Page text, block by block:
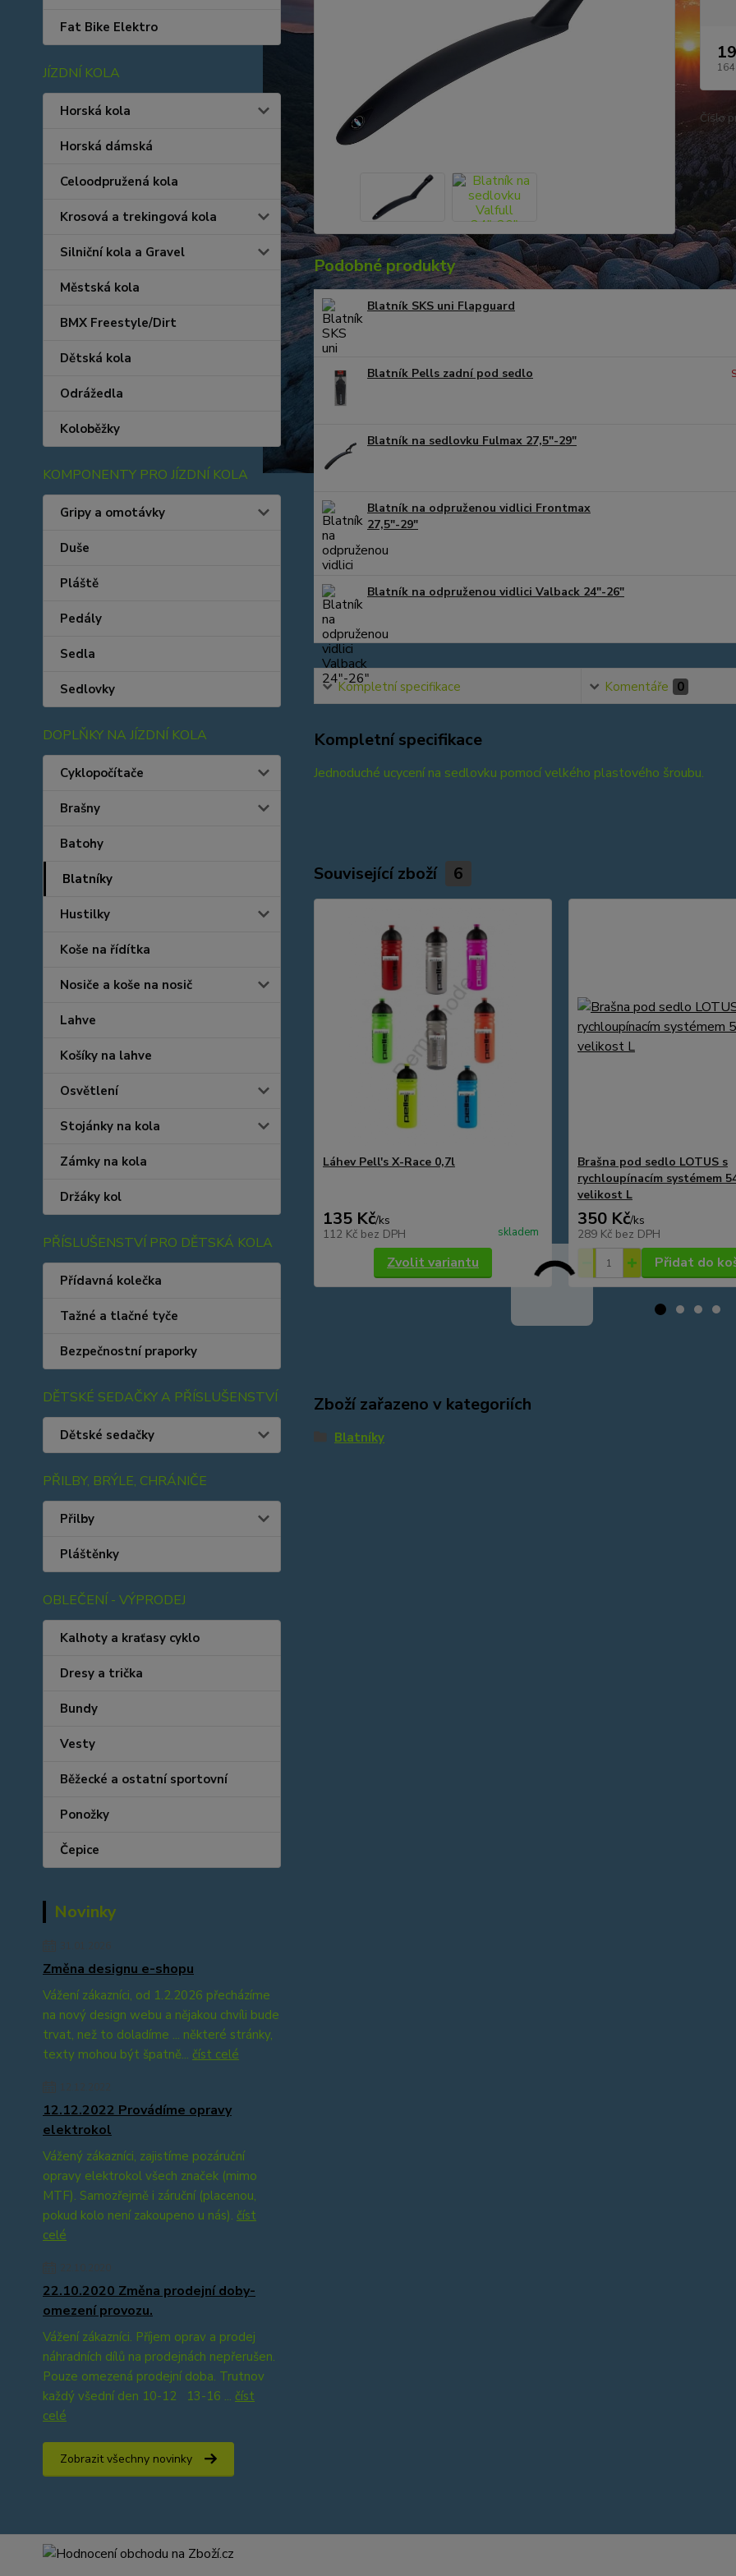
Fat Bike Elektro
JÍZDNÍ KOLA
Horská kola
Horská dámská
Celoodpružená kola
Krosová a trekingová kola
Silniční kola a Gravel
Městská kola
BMX Freestyle/Dirt
Dětská kola
Odrážedla
Koloběžky
KOMPONENTY PRO JÍZDNÍ KOLA
Gripy a omotávky
Duše
Pláště
Pedály
Sedla
Sedlovky
DOPLŇKY NA JÍZDNÍ KOLA
Cyklopočítače
Brašny
Batohy
Blatníky
Hustilky
Koše na řídítka
Nosiče a koše na nosič
Lahve
Košíky na lahve
Osvětlení
Stojánky na kola
Zámky na kola
Držáky kol
PŘÍSLUŠENSTVÍ PRO DĚTSKÁ KOLA
Přídavná kolečka
Tažné a tlačné tyče
Bezpečnostní praporky
DĚTSKÉ SEDAČKY A PŘÍSLUŠENSTVÍ
Dětské sedačky
PŘILBY, BRÝLE, CHRÁNIČE
Přilby
Pláštěnky
OBLEČENÍ - VÝPRODEJ
Kalhoty a kraťasy cyklo
Dresy a trička
Bundy
Vesty
Běžecké a ostatní sportovní
Ponožky
Čepice
Novinky
Změna designu e-shopu
Vážení zákazníci, od 1.2.2026 přecházíme
na nový design webu a nějakou chvíli bude
trvat, než to doladíme ... některé stránky,
texty mohou být špatně... číst celé
12.12.2022 Provádíme opravy
elektrokol
Vážený zákazníci, zajistíme pozáruční
opravy elektrokol všech značek (mimo
MTF). Samozřejmě i záruční (placenou,
pokud kolo není zakoupeno u nás). číst
celé
22.10.2020 Změna prodejní doby-
omezení provozu.
Vážení zákazníci. Příjem oprav a prodej
náhradních dílů na prodejnách nepřerušen.
Pouze omezená prodejní doba. Trutnov
každý všední den 10-12 13-16 ... číst
celé
Zobrazit všechny novinky
164
Číslo
Podobné produkty
Blatník SKS uni Flapguard
Blatník Pells zadní pod sedlo
Blatník na sedlovku Fulmax 27,5"-29"
Blatník na odpruženou vidlici Frontmax
27,5"-29"
Blatník na odpruženou vidlici Valback 24"-26"
Kompletní specifikace Komentáře 0
Kompletní specifikace
Jednoduché ucycení na sedlovku pomocí velkého plastového šroubu.
Související zboží 6
Láhev Pell's X-Race 0,7l
135 Kč/ks
112 Kč bez DPH skladem
Zvolit variantu
Brašna pod sedlo LOTUS s
rychloupínacím systémem
velikost L
350 Kč/ks
289 Kč bez DPH
Přidat do
Zboží zařazeno v kategoriích
Blatníky